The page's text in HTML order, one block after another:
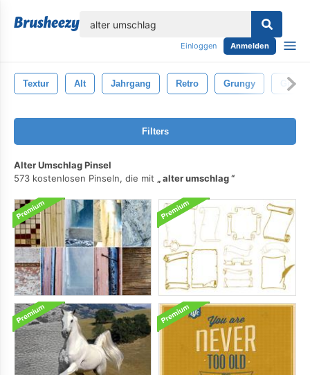
Einloggen Anmelden
Textur Alt Jahrgang Retro Grungy
Filters
Alter Umschlag Pinsel
573 kostenlosen Pinseln, die mit
alter umschlag